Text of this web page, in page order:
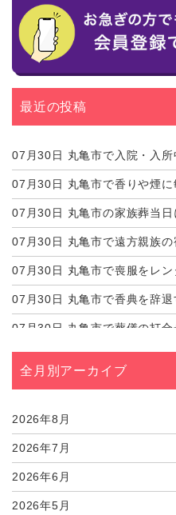
最近の投稿
07月30日 丸亀市で入院・入所
07月30日 丸亀市で香りや煙に
07月30日 丸亀市の家族葬当日
07月30日 丸亀市で遠方親族の
07月30日 丸亀市で喪服をレン
07月30日 丸亀市で香典を辞退
07月30日 丸亀市で葬儀の打合
07月24日丸亀市で火葬場の写
全月別アーカイブ
2026年8月
2026年7月
2026年6月
2026年5月